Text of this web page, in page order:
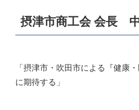
サイトマップ
摂津市商工会 会長
「摂津市・吹田市による『健康
に期待する」